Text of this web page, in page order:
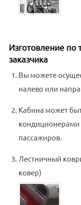
Изготовление по
заказчика
Вы можете
налево или
Кабина может
кондиционерами
пассажиров.
Лестничный
ковер)